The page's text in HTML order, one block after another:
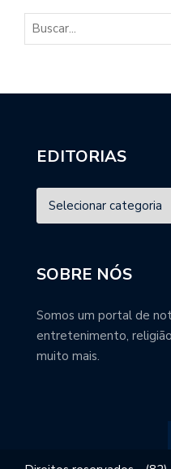
EDITORIAS
SOBRE NÓS
Somos um portal de
entretenimento,
muito mais.